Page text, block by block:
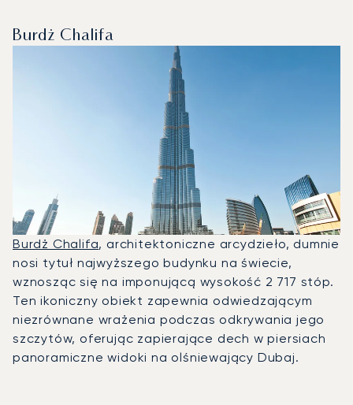
Burdż Chalifa
Burdż Chalifa, architektoniczne arcydzieło, dumnie
nosi tytuł najwyższego budynku na świecie,
wznosząc się na imponującą wysokość 2 717 stóp.
Ten ikoniczny obiekt zapewnia odwiedzającym
niezrównane wrażenia podczas odkrywania jego
szczytów, oferując zapierające dech w piersiach
panoramiczne widoki na olśniewający Dubaj.